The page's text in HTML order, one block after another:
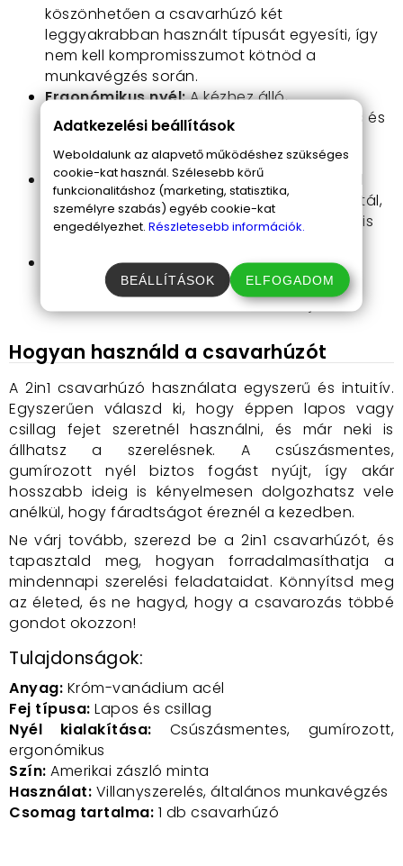
köszönhetően a csavarhúzó két
leggyakrabban használt típusát egyesíti, így
nem kell kompromisszumot kötnöd a
munkavégzés során.
Ergonómikus nyél:A kézhez álló,
csúszásmentes nyél biztosítja a kényelmes és
zavartalanul dolgozhatsz vele.
Strapabíró anyag:A króm-vanádium acél
nemcsak hogy hosszú élettartamot garantál,
de a legkeményebb csavarokkal szemben is
Stílusos megjelenés:Az amerikai zászló
mintás kivitel egyedi külsőt ad, így a
szerszámaid közül is kiemelkedik majd.
Hogyan használd a csavarhúzót
A 2in1 csavarhúzó használata egyszerű és intuitív.
Egyszerűen válaszd ki, hogy éppen lapos vagy
csillag fejet szeretnél használni, és már neki is
állhatsz a szerelésnek. A csúszásmentes,
gumírozott nyél biztos fogást nyújt, így akár
hosszabb ideig is kényelmesen dolgozhatsz vele
anélkül, hogy fáradtságot éreznél a kezedben.
Ne várj tovább, szerezd be a 2in1 csavarhúzót, és
tapasztald meg, hogyan forradalmasíthatja a
mindennapi szerelési feladataidat. Könnyítsd meg
az életed, és ne hagyd, hogy a csavarozás többé
gondot okozzon!
Tulajdonságok:
Anyag: Króm-vanádium acél
Fej típusa: Lapos és csillag
Nyél kialakítása: Csúszásmentes, gumírozott,
ergonómikus
Szín: Amerikai zászló minta
Használat: Villanyszerelés, általános munkavégzés
Csomag tartalma: 1 db csavarhúzó
Adatkezelési beállítások
Weboldalunk az alapvető működéshez szükséges
cookie-kat használ. Szélesebb körű
funkcionalitáshoz (marketing, statisztika,
személyre szabás) egyéb cookie-kat
engedélyezhet. Részletesebb információk.
BEÁLLÍTÁSOK ELFOGADOM